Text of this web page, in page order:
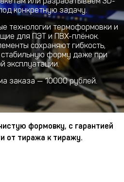
конкретную задачу.
технологии термоформовки и
для ПЭТ и ПВХ-плёнок.
сохраняют гибкость,
стабильную форму даже при
эксплуатации.
заказа — 10000 рублей.
формовку, с гарантией
от тиража к тиражу.